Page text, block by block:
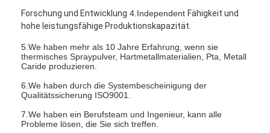
Forschung und Entwicklung 4.IndependentFähigkeit und
hohe leistungsfähige Produktionskapazität.
5.We haben mehr als 10 Jahre Erfahrung, wenn sie
thermisches Spraypulver, Hartmetallmaterialien, Pta, Metall
Caride produzieren.
6.We haben durch die Systembescheinigung der
Qualitätssicherung ISO9001.
7.We haben ein Berufsteam und Ingenieur, kann alle
Probleme lösen, die Sie sich treffen.